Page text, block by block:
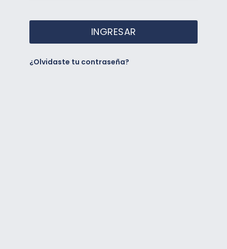
INGRESAR
¿Olvidaste tu contraseña?